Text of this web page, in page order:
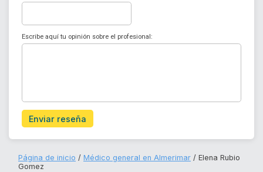
Escribe aquí tu opinión sobre el profesional:
Enviar reseña
Página de inicio Médico general en Almerimar
Elena Rubio
Gomez